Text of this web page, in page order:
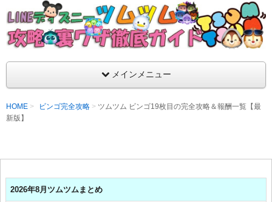
LINEディズニー ツムツム攻略・裏ワザ徹底
支持率No1！痒いところに手が届くツムツム攻略サイト！新ツ
ラ評価も丁寧に解説！ツムツムを120％楽しめるサイトを目指し
メインメニュー
HOME ビンゴ完全攻略
ツムツム ビンゴ19枚目の完全攻略＆報酬一覧【最
新版】
2026年8月ツムツムまとめ